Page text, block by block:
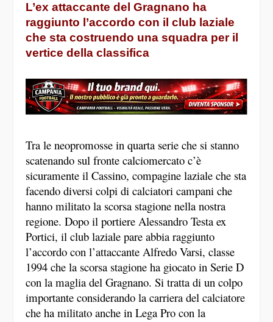
L’ex attaccante del Gragnano ha
raggiunto l’accordo con il club laziale
che sta costruendo una squadra per il
vertice della classifica
Tra le neopromosse in quarta serie che si stanno
scatenando sul fronte calciomercato c’è
sicuramente il Cassino, compagine laziale che sta
facendo diversi colpi di calciatori campani che
hanno militato la scorsa stagione nella nostra
regione. Dopo il portiere Alessandro Testa ex
Portici, il club laziale pare abbia raggiunto
l’accordo con l’attaccante Alfredo Varsi, classe
1994 che la scorsa stagione ha giocato in Serie D
con la maglia del Gragnano. Si tratta di un colpo
importante considerando la carriera del calciatore
che ha militato anche in Lega Pro con la